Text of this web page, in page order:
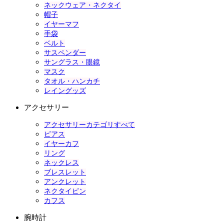
ネックウェア・ネクタイ
帽子
イヤーマフ
手袋
ベルト
サスペンダー
サングラス・眼鏡
マスク
タオル・ハンカチ
レイングッズ
アクセサリー
アクセサリーカテゴリすべて
ピアス
イヤーカフ
リング
ネックレス
ブレスレット
アンクレット
ネクタイピン
カフス
腕時計